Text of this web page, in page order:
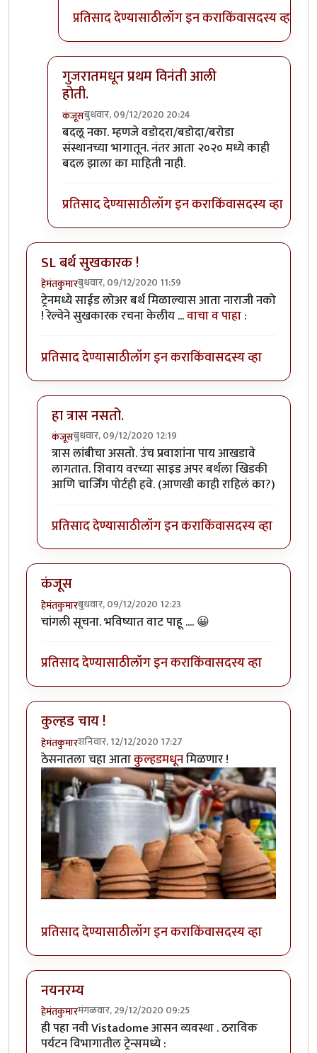
प्रतिसाद देण्यासाठीलॉग इन कराकिंवासदस्य व्हा
गुजरातमधून प्रथम विनंती आली
होती.
कंजूसबुधवार, 09/12/2020 20:24
In reply toमाथेरानची आहेच.byकंजूस
बदलू नका. म्हणजे वडोदरा/बडोदा/बरोडा
संस्थानच्या भागातून. नंतर आता २०२० मध्ये काही
बदल झाला का माहिती नाही.
प्रतिसाद देण्यासाठीलॉग इन कराकिंवासदस्य व्हा
SL बर्थ सुखकारक !
हेमंतकुमारबुधवार, 09/12/2020 11:59
ट्रेनमध्ये साईड लोअर बर्थ मिळाल्यास आता नाराजी नको
! रेल्वेने सुखकारक रचना केलीय ...वाचा व पाहा :
प्रतिसाद देण्यासाठीलॉग इन कराकिंवासदस्य व्हा
हा त्रास नसतो.
कंजूसबुधवार, 09/12/2020 12:19
In reply toSL बर्थ सुखकारक !byहेमंतकुमार
त्रास लांबीचा असतो. उंच प्रवाशांना पाय आखडावे
लागतात. शिवाय वरच्या साइड अपर बर्थला खिडकी
आणि चार्जिंग पोर्टही हवे. (आणखी काही राहिलं का?)
प्रतिसाद देण्यासाठीलॉग इन कराकिंवासदस्य व्हा
कंजूस
हेमंतकुमारबुधवार, 09/12/2020 12:23
चांगली सूचना. भविष्यात वाट पाहू .... 😀
प्रतिसाद देण्यासाठीलॉग इन कराकिंवासदस्य व्हा
कुल्हड चाय !
हेमंतकुमारशनिवार, 12/12/2020 17:27
ठेसनातला चहा आताकुल्हडमधूनमिळणार !
प्रतिसाद देण्यासाठीलॉग इन कराकिंवासदस्य व्हा
नयनरम्य
हेमंतकुमारमंगळवार, 29/12/2020 09:25
ही पहा नवी Vistadome आसन व्यवस्था . ठराविक
पर्यटन विभागातील ट्रेन्समध्ये :